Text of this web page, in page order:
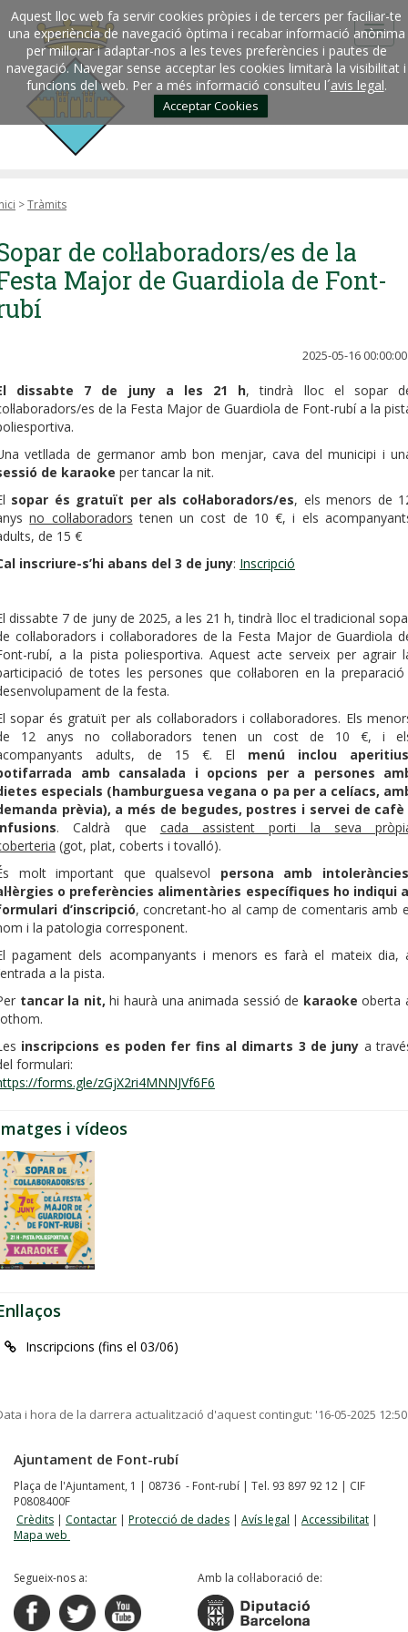
Aquest lloc web fa servir cookies pròpies i de tercers per faciliar-te
una experiència de navegació òptima i recabar informació anònima
per millorar i adaptar-nos a les teves preferències i pautes de
navegació. Navegar sense acceptar les cookies limitarà la visibilitat i
funcions del web. Per a més informació consulteu l´avis legal.
Acceptar Cookies
>Tràmits
de col·laboradors/es de la
Major de Guardiola de Font-
2025-05-16 00:00:00
dissabte 7 de juny a les 21 h, tindrà lloc el sopar
es de la Festa Major de Guardiola de Font-rubí a la
vetllada de germanor amb bon menjar, cava del municipi i
de karaoke per tancar la nit.
sopar és gratuït per als col·laboradors/es, els menors de
no col·laboradors tenen un cost de 10 €, i els
de 15 €
inscriure-s’hi abans del 3 de juny: Inscripció
dissabte 7 de juny de 2025, a les 21 h, tindrà lloc el tradicional
col·laboradors i col·laboradores de la Festa Major de Guardiola
rubí, a la pista poliesportiva. Aquest acte serveix per agrair
de totes les persones que col·laboren en la
de la festa.
sopar és gratuït per als col·laboradors i col·laboradores. Els
12 anys no col·laboradors tenen un cost de 10 €, i
adults, de 15 €. El menú inclou
amb cansalada i opcions per a persones
especials (hamburguesa vegana o pa per a celíacs,
prèvia), a més de begudes, postres i servei de cafè
. Caldrà que cada assistent porti la seva
(got, plat, coberts i tovalló).
molt important que qualsevol persona amb
o preferències alimentàries específiques ho indiqui
d’inscripció, concretant-ho al camp de comentaris amb
i la patologia corresponent.
pagament dels acompanyants i menors es farà el mateix dia,
a la pista.
tancar la nit,hi haurà una animada sessió de karaoke oberta
inscripcions es poden fer fins al dimarts 3 de juny a
formulari:
forms.gle/zGjX2ri4MNNJVf6F6
i vídeos
Inscripcions (fins el 03/06)
i hora de la darrera actualització d'aquest contingut: '16-05-2025 12:50
Ajuntament de Font-rubí
Plaça de l'Ajuntament, 1 | 08736 - Font-rubí | Tel. 93 897 92 12 | CIF
P0808400F
Crèdits | Contactar | Protecció de dades | Avís legal | Accessibilitat |
Mapa web
Segueix-nos a: Amb la col·laboració de: